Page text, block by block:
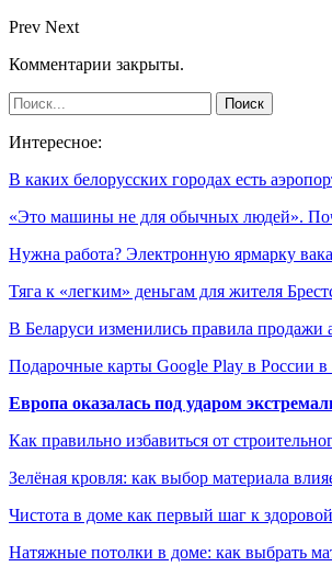
Prev Next
Комментарии закрыты.
Интересное:
В каких белорусских городах есть
«Это машины не для обычных людей».
Нужна работа? Электронную ярмарку
Тяга к «легким» деньгам для жителя
В Беларуси изменились правила продажи
Подарочные карты Google Play в России
Европа оказалась под ударом
Как правильно избавиться от
Зелёная кровля: как выбор материала
Чистота в доме как первый шаг к
Натяжные потолки в доме: как выбрать